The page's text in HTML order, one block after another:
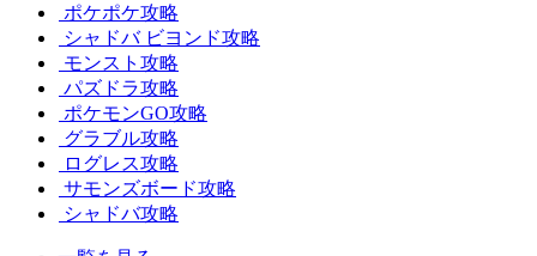
ポケポケ攻略
シャドバ ビヨンド攻略
モンスト攻略
パズドラ攻略
ポケモンGO攻略
グラブル攻略
ログレス攻略
サモンズボード攻略
シャドバ攻略